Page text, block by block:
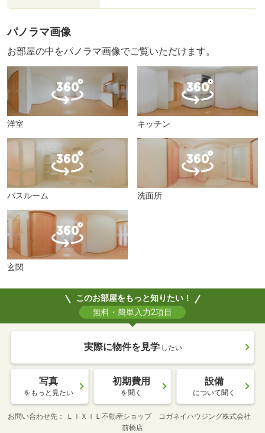
パノラマ画像
お部屋の中をパノラマ画像でご覧いただけます。
洋室 キッチン
バスルーム 洗面所
玄関
このお部屋をもっと知りたい！
無料・簡単入力2項目
実際に物件を見学 したい
写真
をもっと見たい
初期費用
を聞く
設備
について聞く
お問い合わせ先
ＬＩＸＩＬ不動産ショップ コガネイハウジング株式会社
前橋店